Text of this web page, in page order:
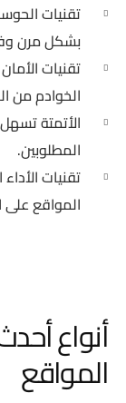
تقنيات
بشكل مرن
تقنيات
الخوادم من
الأتمتة
المطلوبين.
تقنيات
المواقع على
أنواع
المواقع